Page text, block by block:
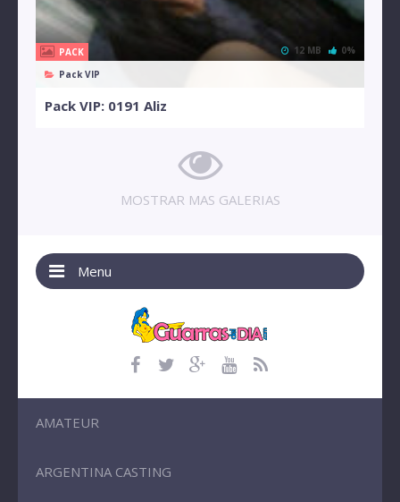
PACK
Pack VIP
12 MB 0%
Pack VIP: 0191 Aliz
MOSTRAR MAS GALERIAS
Menu
AMATEUR
ARGENTINA CASTING